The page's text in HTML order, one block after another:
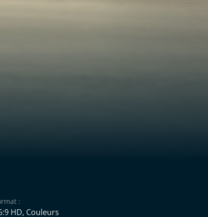
:
HD, Couleurs